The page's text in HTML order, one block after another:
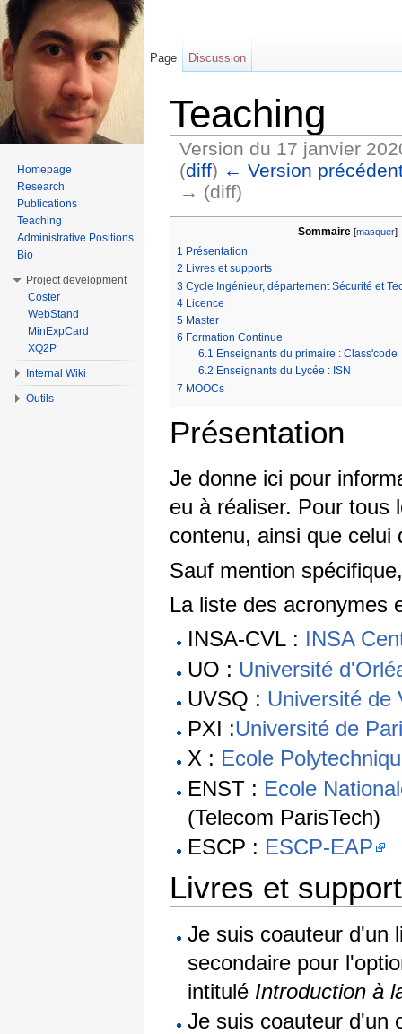
Teaching
Version du 17 janvier
(diff) ← Version
→ (diff)
Sommaire [masquer]
1 Présentation
2 Livres et supports
3 Cycle Ingénieur, département Sécurité et
4 Licence
5 Master
6 Formation Continue
6.1 Enseignants du primaire : Class'code
6.2 Enseignants du Lycée : ISN
7 MOOCs
Présentation
Je donne ici pour
eu à réaliser. Pour tous
contenu, ainsi que celui
Sauf mention
La liste des acronymes
INSA-CVL : INSA
UO : Université
UVSQ : Université de
PXI :Université de
X : Ecole
ENST : Ecole
(Telecom ParisTech)
ESCP : ESCP-EAP
Livres et
Je suis coauteur d'un
secondaire pour
intitulé Introduction à
Je suis coauteur d'un
Page Discussion
Homepage
Research
Publications
Teaching
Administrative Positions
Bio
Project development
Coster
WebStand
MinExpCard
XQ2P
Internal Wiki
Outils